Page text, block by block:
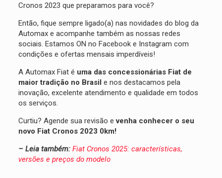
Cronos 2023 que preparamos para você?
Então, fique sempre ligado(a) nas novidades do blog da
Automax e acompanhe também as nossas redes
sociais. Estamos ON no Facebook e Instagram com
condições e ofertas mensais imperdíveis!
A Automax Fiat é uma das concessionárias Fiat de
maior tradição no Brasil e nos destacamos pela
inovação, excelente atendimento e qualidade em todos
os serviços.
Curtiu? Agende sua revisão evenha conhecer o seu
novo Fiat Cronos 2023 0km!
– Leia também: Fiat Cronos 2025: características,
versões e preços do modelo